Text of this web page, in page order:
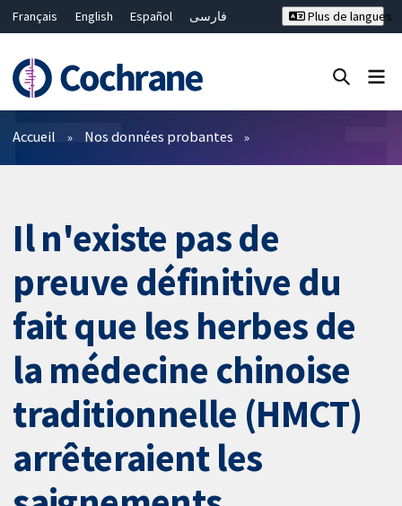
Français English Español
فارسی
Bahasa Malaysia
ไทย
繁體中文
简体中文
Plus de langues
Filtres
Accueil Nos données probantes
Il n'existe pas de
preuve définitive du
fait que les herbes de
la médecine chinoise
traditionnelle (HMCT)
arrêteraient les